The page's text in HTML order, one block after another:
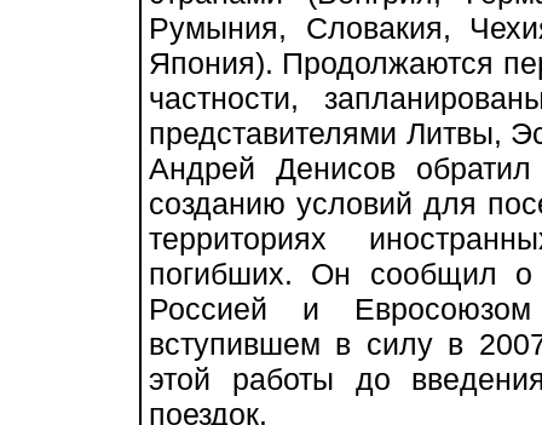
Румыния, Словакия,
Япония). Продолжаются
частности,
представителями Литвы,
Андрей Денисов
созданию условий для
территориях
погибших. Он сообщил о
Россией и
вступившем в силу в
этой работы до
поездок.